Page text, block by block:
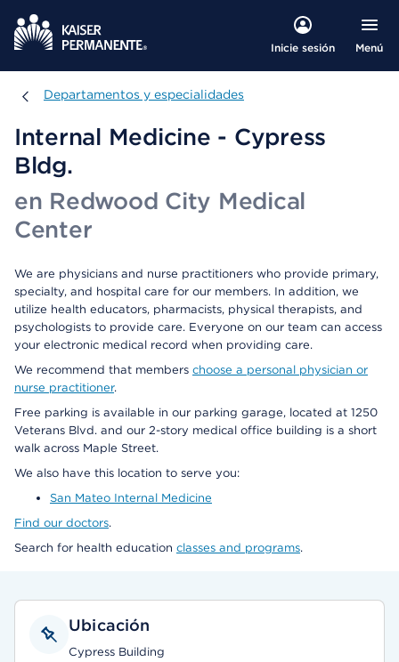
Inicie sesión Menú
Departamentos y especialidades
Departamentos y especialidades
Internal Medicine - Cypress
Bldg.
en Redwood City Medical
Center
We are physicians and nurse practitioners who provide primary,
specialty, and hospital care for our members. In addition, we
utilize health educators, pharmacists, physical therapists, and
psychologists to provide care. Everyone on our team can access
your electronic medical record when providing care.
We recommend that members choose a personal physician or
nurse practitioner.
Free parking is available in our parking garage, located at 1250
Veterans Blvd. and our 2-story medical office building is a short
walk across Maple Street.
We also have this location to serve you:
San Mateo Internal Medicine
Find our doctors.
Search for health education classes and programs.
Ubicación
Cypress Building